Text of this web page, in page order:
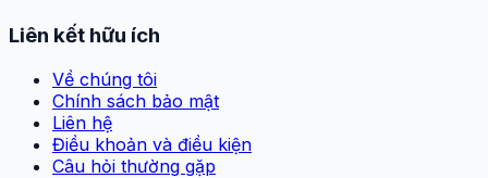
Liên kết hữu ích
Về chúng tôi
Chính sách bảo mật
Liên hệ
Điều khoản và điều kiện
Câu hỏi thường gặp